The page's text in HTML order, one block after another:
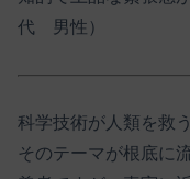
代 男性）
科学技術が人類を救
そのテーマが根底に